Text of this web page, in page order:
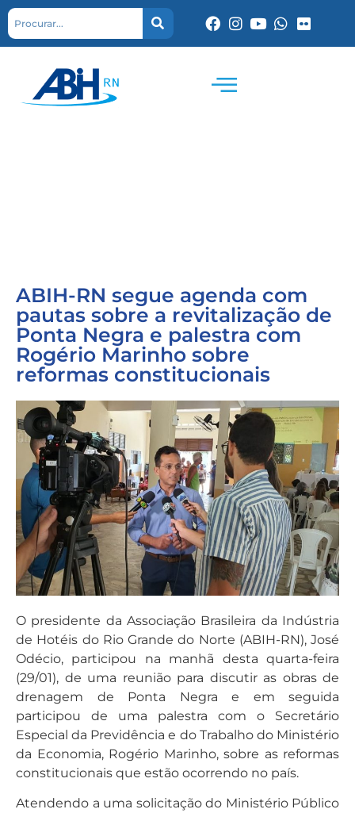
ABIH-RN segue agenda com
pautas sobre a revitalização de
Ponta Negra e palestra com
Rogério Marinho sobre
reformas constitucionais
O presidente da Associação Brasileira da Indústria
de Hotéis do Rio Grande do Norte (ABIH-RN), José
Odécio, participou na manhã desta quarta-feira
(29/01), de uma reunião para discutir as obras de
drenagem de Ponta Negra e em seguida
participou de uma palestra com o Secretário
Especial da Previdência e do Trabalho do Ministério
da Economia, Rogério Marinho, sobre as reformas
constitucionais que estão ocorrendo no país.
Atendendo a uma solicitação do Ministério Público